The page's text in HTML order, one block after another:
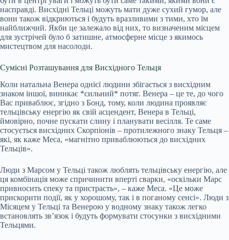
насправді. Висхідні Тельці можуть мати дуже сухий гумор, але
вони також відкриються і будуть вразливими з тими, хто їм
найближчий. Якби це залежало від них, то визначеним місцем
для зустрічей було б затишне, атмосферне місце з якимось
мистецтвом для насолоди.
Сумісні Розташування для Висхідного Тельця
Коли натальна Венера однієї людини збігається з висхідним
знаком іншої, виникає *сильний* потяг. Венера – це те, до чого
Вас приваблює, згідно з Бонд, тому, коли людина проявляє
тельцівську енергію як свій асцендент, Венера в Тельці,
ймовірно, почне пускати слину і планувати весілля. Те саме
стосується висхідних Скорпіонів – протилежного знаку Тельця –
які, як каже Меса, «магнітно приваблюються до висхідних
Тельців».
Люди з Марсом у Тельці також люблять тельцівську енергію, але
ця комбінація може спричинити вперті сварки, «оскільки Марс
привносить спеку та пристрасть», – каже Меса. «Це може
прискорити події, як у хорошому, так і в поганому сенсі». Люди з
Місяцем у Тельці та Венерою у водному знаку також легко
встановлять зв’язок і будуть формувати стосунки з висхідними
Тельцями.